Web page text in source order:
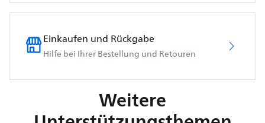
Einkaufen und Rückgabe
Hilfe bei Ihrer Bestellung und Retouren
Weitere